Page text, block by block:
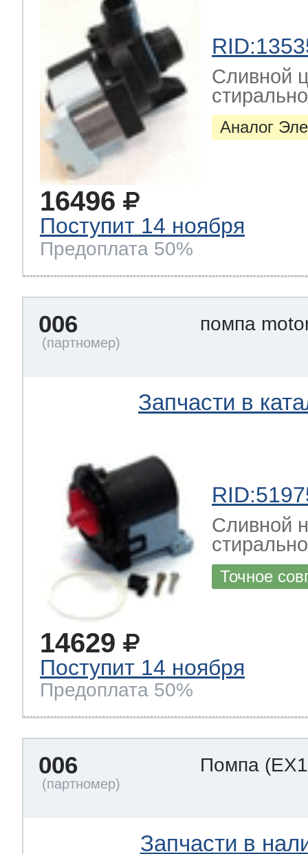
Сливной
Аналог
16496
Поступит 14 ноября
Предоплата 50%
006 помпа
Запчасти в
Сливной
Точное
14629
Поступит 14 ноября
Предоплата 50%
006 Помпа
Запчасти в